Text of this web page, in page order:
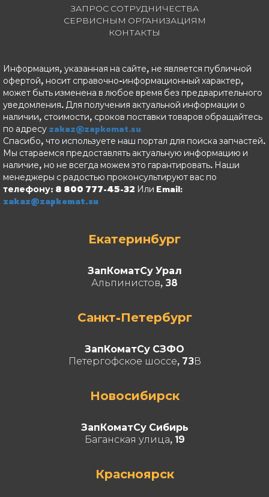
ЗАПРОС СОТРУДНИЧЕСТВА
СЕРВИСНЫМ ОРГАНИЗАЦИЯМ
КОНТАКТЫ
Информация, указанная на сайте, не является публичной
офертой, носит справочно-информационный характер,
может быть изменена в любое время без предварительного
уведомления. Для получения актуальной информации о
наличии, стоимости, сроков поставки товаров обращайтесь
по адресу zakaz@zapkomat.su
Спасибо, что используете наш портал для поиска запчастей.
Мы стараемся предоставлять актуальную информацию и
наличие, но не всегда можем это гарантировать. Наши
менеджеры с радостью проконсультируют вас по
телефону: 8 800 777-45-32 Или Email:
zakaz@zapkomat.su
Екатеринбург
ЗапКоматСу Урал
Альпинистов, 38
Санкт-Петербург
ЗапКоматСу СЗФО
Петергофское шоссе, 73В
Новосибирск
ЗапКоматСу Сибирь
Баганская улица, 19
Красноярск